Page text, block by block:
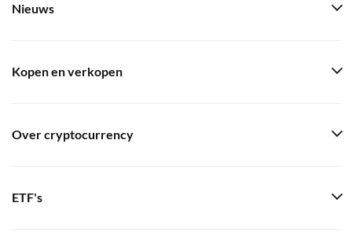
Nieuws
Kopen en verkopen
Over cryptocurrency
ETF's